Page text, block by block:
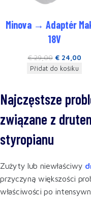
Minova → Adaptér
18V
€29,00 €24,00
Přidat do košíku
Najczęstsze
związane z
styropianu
Zużyty lub niewłaściwy
przyczyną większości
właściwości po